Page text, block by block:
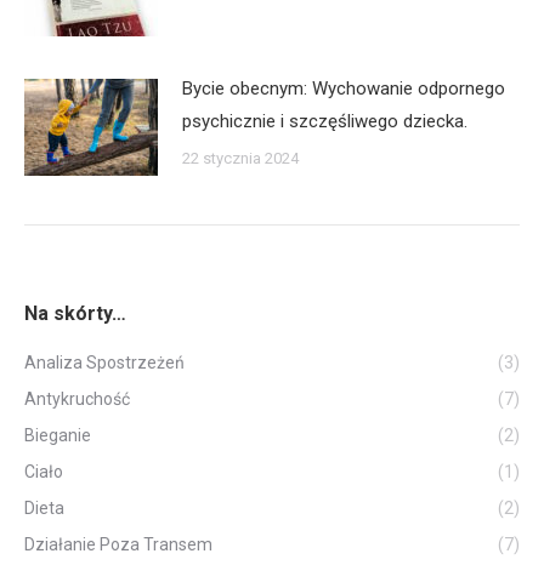
Bycie obecnym: Wychowanie odpornego
psychicznie i szczęśliwego dziecka.
22 stycznia 2024
Na skórty…
Analiza Spostrzeżeń
(3)
Antykruchość
(7)
Bieganie
(2)
Ciało
(1)
Dieta
(2)
Działanie Poza Transem
(7)